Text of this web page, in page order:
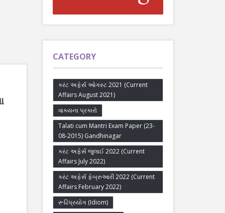
CATEGORY
કરંટ અફેર્સ ઓગસ્ટ 2021 (Current
Affairs August 2021)
વાક્યના પ્રકારો
Talati cum Mantri Exam Paper (23-
08-2015) Gandhinagar
કરંટ અફેર્સ જુલાઈ 2022 (Current
Affairs July 2022)
કરંટ અફેર્સ ફેબ્રુઆરી 2022 (Current
Affairs February 2022)
રૂઢિપ્રયોગ (Idiom)